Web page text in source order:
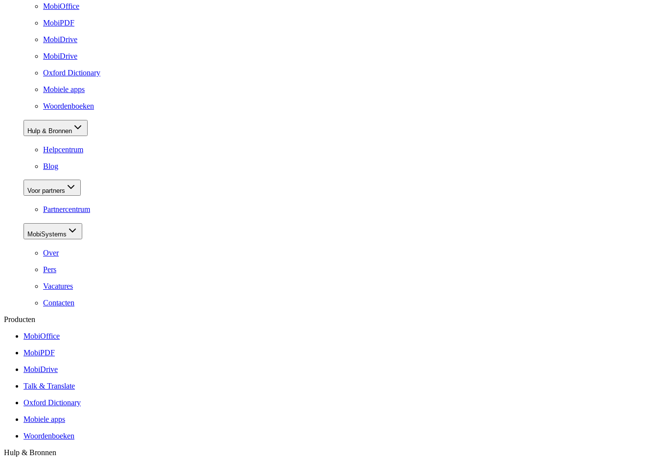
MobiOffice
MobiPDF
MobiDrive
MobiDrive
Oxford Dictionary
Mobiele apps
Woordenboeken
Hulp & Bronnen
Helpcentrum
Blog
Voor partners
Partnercentrum
MobiSystems
Over
Pers
Vacatures
Contacten
Producten
MobiOffice
MobiPDF
MobiDrive
Talk & Translate
Oxford Dictionary
Mobiele apps
Woordenboeken
Hulp & Bronnen